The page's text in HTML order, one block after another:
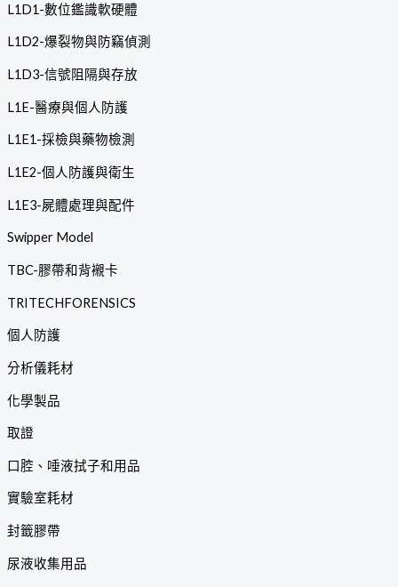
L1D1-數位鑑識軟硬體
L1D2-爆裂物與防竊偵測
L1D3-信號阻隔與存放
L1E-醫療與個人防護
L1E1-採檢與藥物檢測
L1E2-個人防護與衛生
L1E3-屍體處理與配件
Swipper Model
TBC-膠帶和背襯卡
TRITECHFORENSICS
個人防護
分析儀耗材
化學製品
取證
口腔、唾液拭子和用品
實驗室耗材
封籤膠帶
尿液收集用品